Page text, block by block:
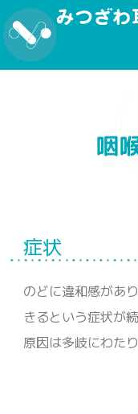
咽
症状
のどに違和感があ
きるという症状が続
原因は多岐にわたり